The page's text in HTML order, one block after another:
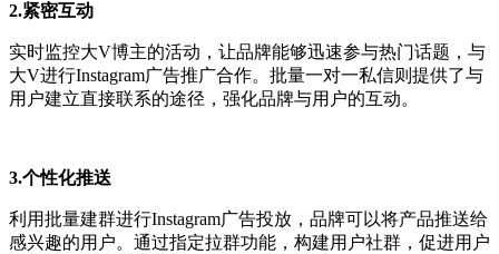
2.紧密互动
实时监控大V博主的活动，让品牌能够迅速参与热门话题，与
大V进行Instagram广告推广合作。批量一对一私信则提供了与
用户建立直接联系的途径，强化品牌与用户的互动。
3.个性化推送
利用批量建群进行Instagram广告投放，品牌可以将产品推送给
感兴趣的用户。通过指定拉群功能，构建用户社群，促进用户